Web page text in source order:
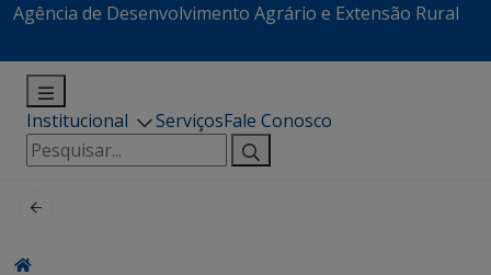
Agência de Desenvolvimento Agrário e Extensão Rural
Institucional ServiçosFale Conosco
Pesquisar
por: